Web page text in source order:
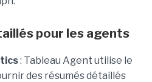
pour les agents
: Tableau Agent utilise le
des résumés détaillés